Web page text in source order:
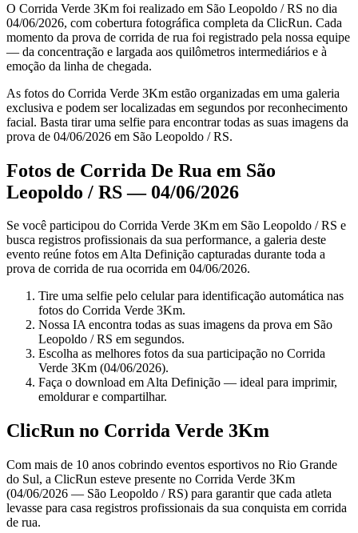
O Corrida Verde 3Km foi realizado em São Leopoldo / RS no dia
04/06/2026, com cobertura fotográfica completa da ClicRun. Cada
momento da prova de corrida de rua foi registrado pela nossa equipe
— da concentração e largada aos quilômetros intermediários e à
emoção da linha de chegada.
As fotos do Corrida Verde 3Km estão organizadas em uma galeria
exclusiva e podem ser localizadas em segundos por reconhecimento
facial. Basta tirar uma selfie para encontrar todas as suas imagens da
prova de 04/06/2026 em São Leopoldo / RS.
Fotos de Corrida De Rua em São
Leopoldo / RS — 04/06/2026
Se você participou do Corrida Verde 3Km em São Leopoldo / RS e
busca registros profissionais da sua performance, a galeria deste
evento reúne fotos em Alta Definição capturadas durante toda a
prova de corrida de rua ocorrida em 04/06/2026.
Tire uma selfie pelo celular para identificação automática nas
fotos do Corrida Verde 3Km.
Nossa IA encontra todas as suas imagens da prova em São
Leopoldo / RS em segundos.
Escolha as melhores fotos da sua participação no Corrida
Verde 3Km (04/06/2026).
Faça o download em Alta Definição — ideal para imprimir,
emoldurar e compartilhar.
ClicRun no Corrida Verde 3Km
Com mais de 10 anos cobrindo eventos esportivos no Rio Grande
do Sul, a ClicRun esteve presente no Corrida Verde 3Km
(04/06/2026 — São Leopoldo / RS) para garantir que cada atleta
levasse para casa registros profissionais da sua conquista em corrida
de rua.